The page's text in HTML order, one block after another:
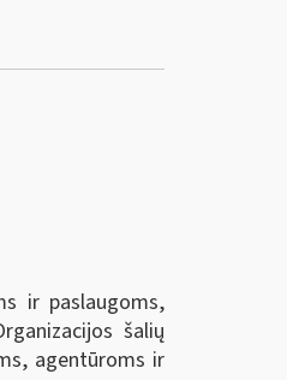
ir paslaugoms,
šalių
agentūroms ir